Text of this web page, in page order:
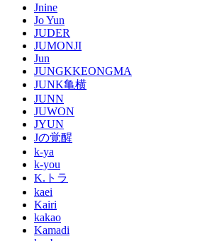
Jnine
Jo Yun
JUDER
JUMONJI
Jun
JUNGKKEONGMA
JUNK亀横
JUNN
JUWON
JYUN
Jの覚醒
k-ya
k-you
K.トラ
kaei
Kairi
kakao
Kamadi